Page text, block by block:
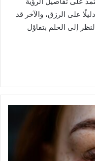
على الرزق، والآخر قد
إلى الحلم بتفاؤل